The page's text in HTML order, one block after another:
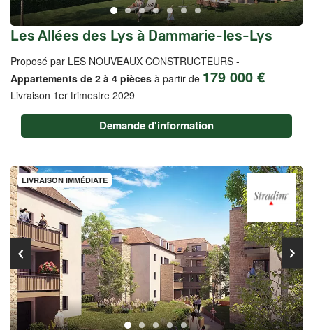
Les Allées des Lys à Dammarie-les-Lys
Proposé par LES NOUVEAUX CONSTRUCTEURS -
Appartements de 2 à 4 pièces à partir de 179 000 € -
Livraison 1er trimestre 2029
Demande d'information
LIVRAISON IMMÉDIATE